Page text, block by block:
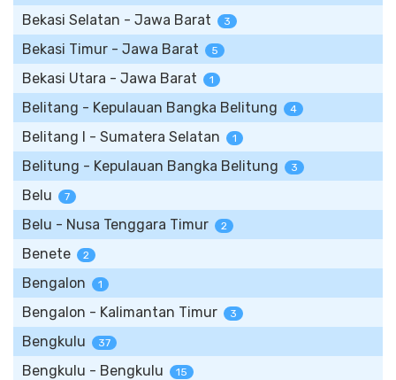
Bekasi Selatan - Jawa Barat 3
Bekasi Timur - Jawa Barat 5
Bekasi Utara - Jawa Barat 1
Belitang - Kepulauan Bangka Belitung 4
Belitang I - Sumatera Selatan 1
Belitung - Kepulauan Bangka Belitung 3
Belu 7
Belu - Nusa Tenggara Timur 2
Benete 2
Bengalon 1
Bengalon - Kalimantan Timur 3
Bengkulu 37
Bengkulu - Bengkulu 15